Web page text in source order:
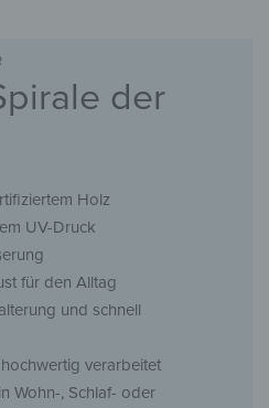
der
Holz
UV-Druck
für den Alltag
und schnell
verarbeitet
Wohn-, Schlaf- oder